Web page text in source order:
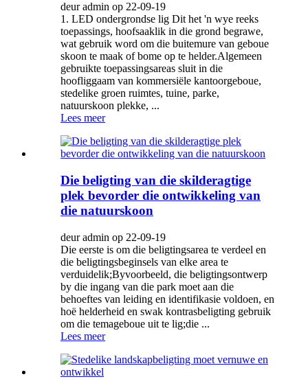
deur admin op 22-09-19
1. LED ondergrondse lig Dit het 'n wye reeks
toepassings, hoofsaaklik in die grond begrawe,
wat gebruik word om die buitemure van geboue
skoon te maak of bome op te helder.Algemeen
gebruikte toepassingsareas sluit in die
hoofliggaam van kommersiële kantoorgeboue,
stedelike groen ruimtes, tuine, parke,
natuurskoon plekke, ...
Lees meer
Die beligting van die skilderagtige
plek bevorder die ontwikkeling van
die natuurskoon
deur admin op 22-09-19
Die eerste is om die beligtingsarea te verdeel en
die beligtingsbeginsels van elke area te
verduidelik;Byvoorbeeld, die beligtingsontwerp
by die ingang van die park moet aan die
behoeftes van leiding en identifikasie voldoen, en
hoë helderheid en swak kontrasbeligting gebruik
om die temageboue uit te lig;die ...
Lees meer